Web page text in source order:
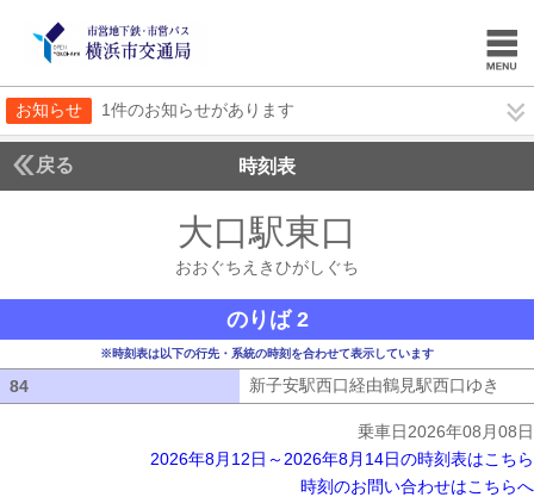
お知らせ 1件のお知らせがあります
戻る 時刻表
大口駅東口
おおぐちえきひがしぐち
のりば 2
※時刻表は以下の行先・系統の時刻を合わせて表示しています
84 新子安駅西口経由鶴見駅西口ゆき
乗車日2026年08月08日
2026年8月12日～2026年8月14日の時刻表はこちら
時刻のお問い合わせはこちらへ